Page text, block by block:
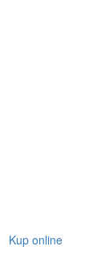
Kup online